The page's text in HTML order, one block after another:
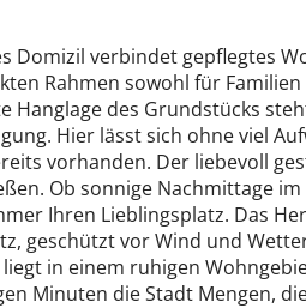
Domizil verbindet gepflegtes
Rahmen sowohl für
Hanglage des Grundstücks
Hier lässt sich ohne viel
vorhanden. Der liebevoll
Ob sonnige Nachmittage
Ihren Lieblingsplatz. Das
geschützt vor Wind und
liegt in einem ruhigen
Minuten die Stadt Mengen,